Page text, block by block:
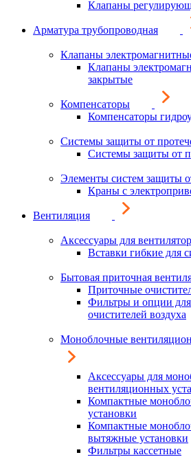
Клапаны
Арматура трубопроводная
Клапаны
Клапаны
закрытые
Компенсаторы
Компенсаторы
Системы защиты от
Системы защиты от
Элементы систем защиты
Краны с
Вентиляция
Аксессуары для
Вставки гибкие для
Бытовая приточная
Приточные
Фильтры и опции
очистителей воздуха
Моноблочные
Аксессуары для
вентиляционных
Компактные
установки
Компактные
вытяжные установки
Фильтры кассетные